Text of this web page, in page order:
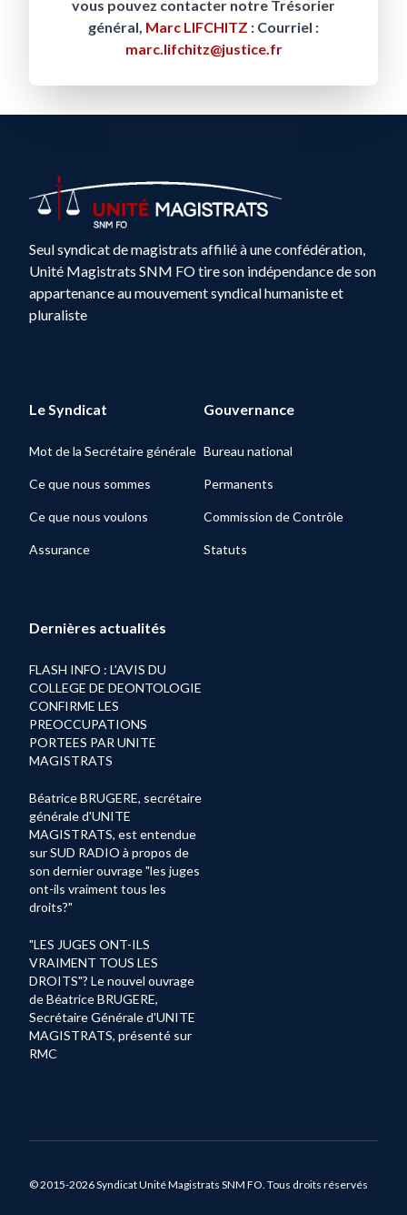
vous pouvez contacter notre Trésorier
général, Marc LIFCHITZ : Courriel :
marc.lifchitz@justice.fr
Seul syndicat de magistrats affilié à une confédération,
Unité Magistrats SNM FO tire son indépendance de son
appartenance au mouvement syndical humaniste et
pluraliste
Le Syndicat
Mot de la Secrétaire générale
Ce que nous sommes
Ce que nous voulons
Assurance
Gouvernance
Bureau national
Permanents
Commission de Contrôle
Statuts
Dernières actualités
FLASH INFO : L'AVIS DU
COLLEGE DE DEONTOLOGIE
CONFIRME LES
PREOCCUPATIONS
PORTEES PAR UNITE
MAGISTRATS
Béatrice BRUGERE, secrétaire
générale d'UNITE
MAGISTRATS, est entendue
sur SUD RADIO à propos de
son dernier ouvrage "les juges
ont-ils vraiment tous les
droits?"
"LES JUGES ONT-ILS
VRAIMENT TOUS LES
DROITS"? Le nouvel ouvrage
de Béatrice BRUGERE,
Secrétaire Générale d'UNITE
MAGISTRATS, présenté sur
RMC
© 2015-2026 Syndicat Unité Magistrats SNM FO. Tous droits réservés